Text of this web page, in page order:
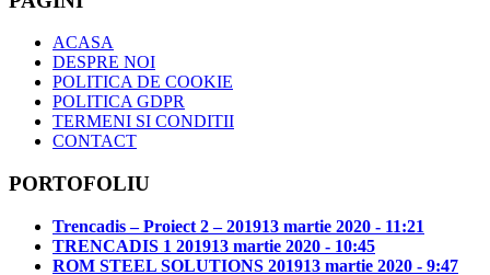
ACASA
DESPRE NOI
POLITICA DE COOKIE
POLITICA GDPR
TERMENI SI CONDITII
CONTACT
PORTOFOLIU
Trencadis – Proiect 2 – 201913 martie 2020 - 11:21
TRENCADIS 1 201913 martie 2020 - 10:45
ROM STEEL SOLUTIONS 201913 martie 2020 - 9:47